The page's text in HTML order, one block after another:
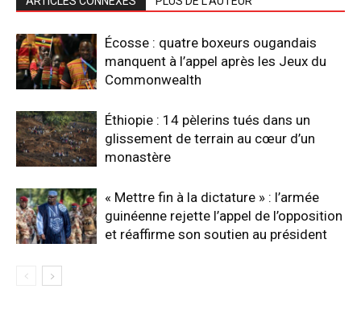
Écosse : quatre boxeurs ougandais
manquent à l’appel après les Jeux du
Commonwealth
Éthiopie : 14 pèlerins tués dans un
glissement de terrain au cœur d’un
monastère
« Mettre fin à la dictature » : l’armée
guinéenne rejette l’appel de l’opposition
et réaffirme son soutien au président